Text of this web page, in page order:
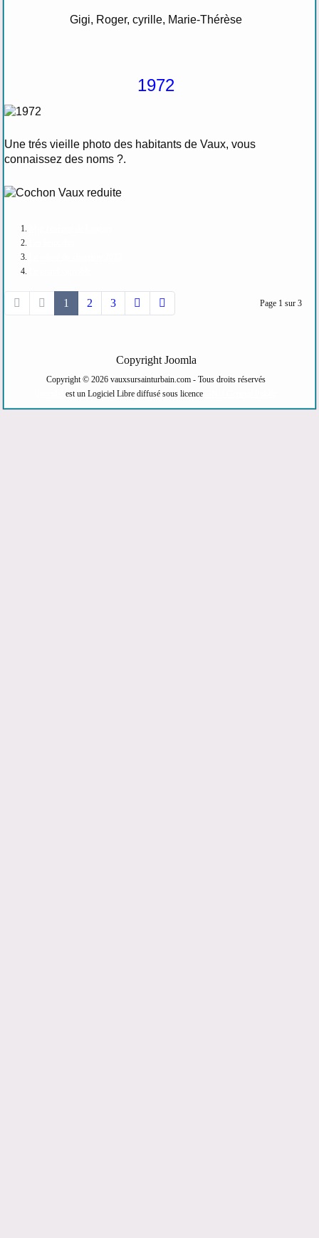
Gigi, Roger, cyrille, Marie-Thérèse
1972
Une trés vieille photo des habitants de Vaux, vous
connaissez des noms ?.
Page 1 sur 3
1 2 3
Copyright Joomla
Copyright © 2026 vauxsursainturbain.com - Tous droits réservés
est un Logiciel Libre diffusé sous licence